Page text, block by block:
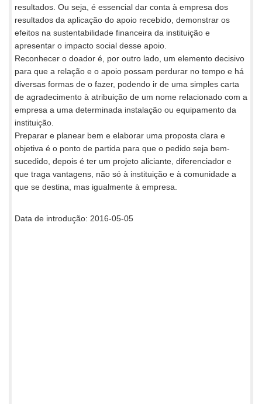
resultados. Ou seja, é essencial dar conta à empresa dos
resultados da aplicação do apoio recebido, demonstrar os
efeitos na sustentabilidade financeira da instituição e
apresentar o impacto social desse apoio.
Reconhecer o doador é, por outro lado, um elemento decisivo
para que a relação e o apoio possam perdurar no tempo e há
diversas formas de o fazer, podendo ir de uma simples carta
de agradecimento à atribuição de um nome relacionado com a
empresa a uma determinada instalação ou equipamento da
instituição.
Preparar e planear bem e elaborar uma proposta clara e
objetiva é o ponto de partida para que o pedido seja bem-
sucedido, depois é ter um projeto aliciante, diferenciador e
que traga vantagens, não só à instituição e à comunidade a
que se destina, mas igualmente à empresa.
Data de introdução: 2016-05-05